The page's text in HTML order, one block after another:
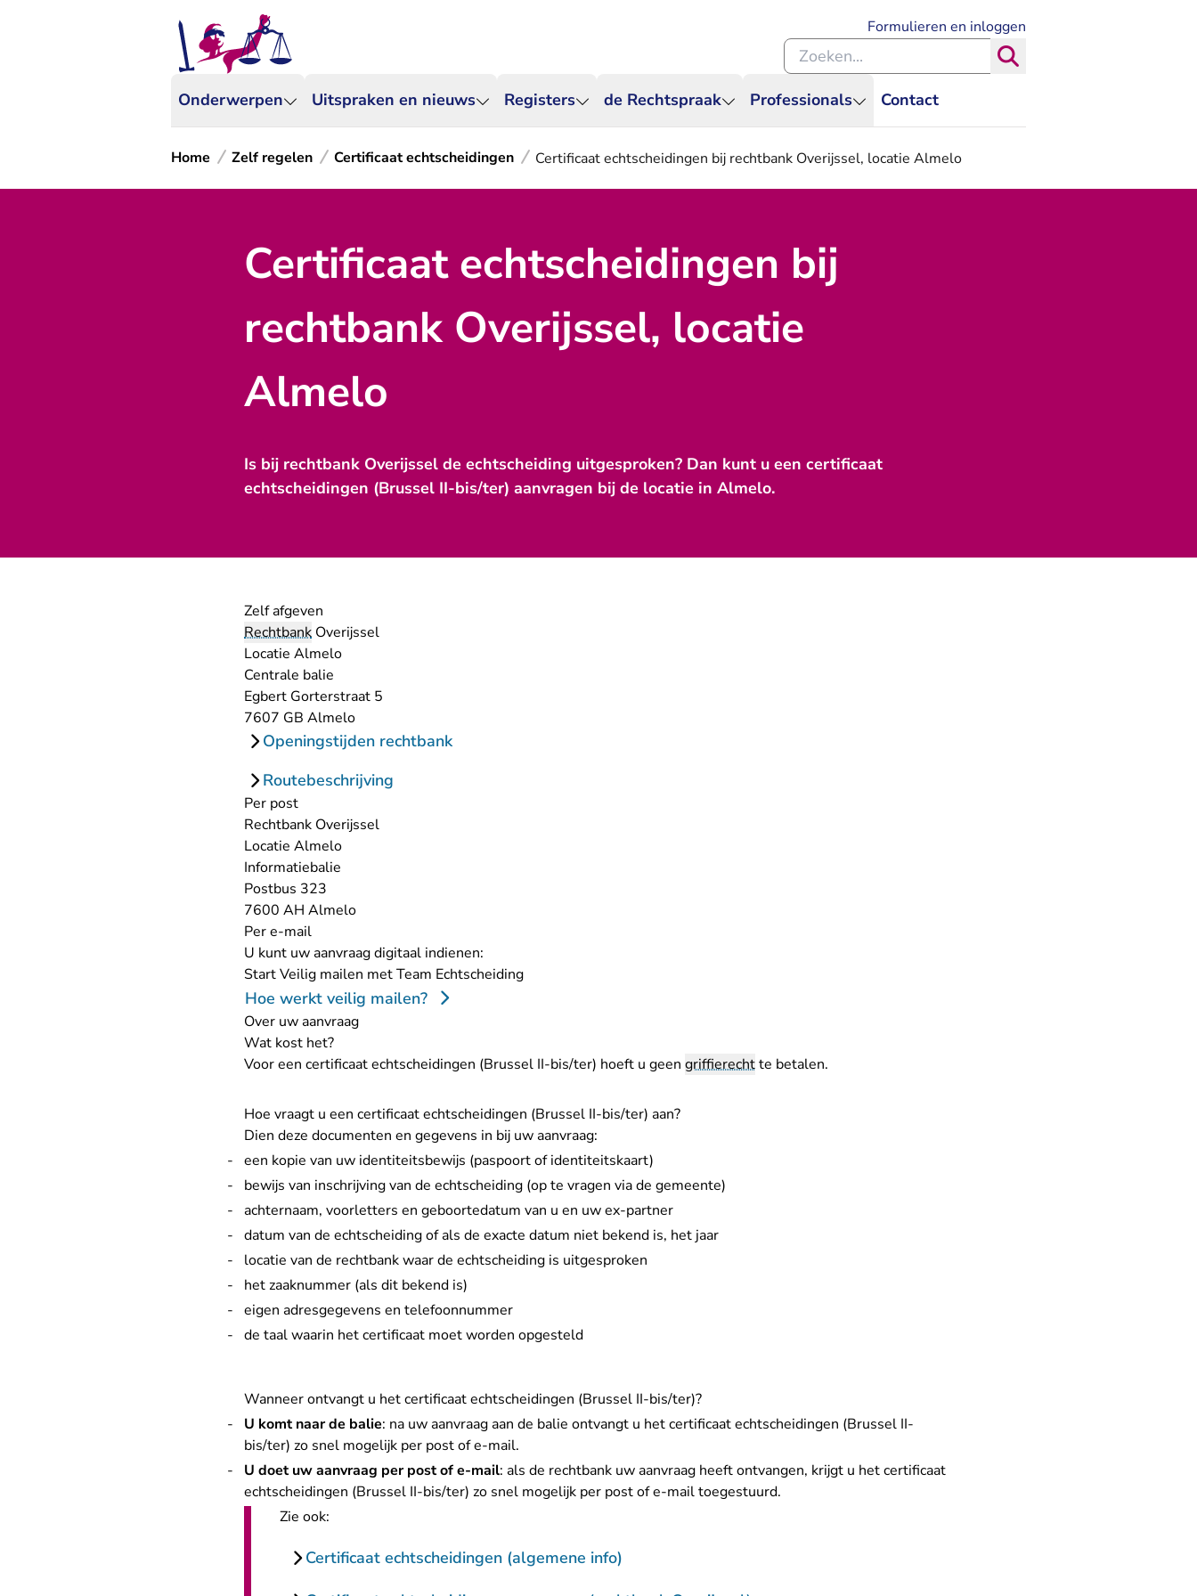
Onderwerpen Uitspraken en nieuws Registers de Rechtspraak Professionals Contact
Formulieren en inloggen
Zoeken binnen de Rechtspraak
Home Zelf regelen Certificaat echtscheidingen Certificaat echtscheidingen bij rechtbank Overijssel, locatie Almelo
Certificaat echtscheidingen bij
rechtbank Overijssel, locatie
Almelo
Is bij rechtbank Overijssel de echtscheiding uitgesproken? Dan kunt u een certificaat
echtscheidingen (Brussel II-bis/ter) aanvragen bij de locatie in Almelo.
Zelf afgeven
Rechtbank Overijssel
Locatie Almelo
Centrale balie
Egbert Gorterstraat 5
7607 GB Almelo
Openingstijden rechtbank
Routebeschrijving
Per post
Rechtbank Overijssel
Locatie Almelo
Informatiebalie
Postbus 323
7600 AH Almelo
Per e-mail
U kunt uw aanvraag digitaal indienen:
StartVeilig mailen met Team Echtscheiding- U verlaat Rechtspraak.nl
Hoe werkt veilig mailen?
Over uw aanvraag
Wat kost het?
Voor een certificaat echtscheidingen (Brussel II-bis/ter) hoeft u geen griffierechtte betalen.
Hoe vraagt u een certificaat echtscheidingen (Brussel II-bis/ter) aan?
Dien deze documenten en gegevens in bij uw aanvraag:
een kopie van uw identiteitsbewijs (paspoort of identiteitskaart)
bewijs van inschrijving van de echtscheiding (op te vragen via de gemeente)
achternaam, voorletters en geboortedatum van u en uw ex-partner
datum van de echtscheiding of als de exacte datum niet bekend is, het jaar
locatie van de rechtbank waar de echtscheiding is uitgesproken
het zaaknummer (als dit bekend is)
eigen adresgegevens en telefoonnummer
de taal waarin het certificaat moet worden opgesteld
Wanneer ontvangt u het certificaat echtscheidingen (Brussel II-bis/ter)?
U komt naar de balie: na uw aanvraag aan de balie ontvangt u het certificaat echtscheidingen (Brussel II-
bis/ter) zo snel mogelijk per post of e-mail.
U doet uw aanvraag per post of e-mail: als de rechtbank uw aanvraag heeft ontvangen, krijgt u het certificaat
echtscheidingen (Brussel II-bis/ter) zo snel mogelijk per post of e-mail toegestuurd.
Zie ook:
Certificaat echtscheidingen (algemene info)